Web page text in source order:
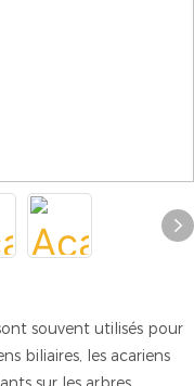
souvent utilisés pour
biliaires, les acariens